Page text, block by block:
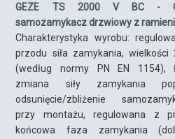
GEZE TS 2000 V BC -
samozamykacz drzwiowy z
Charakterystyka wyrobu:
przodu siła zamykania, wielkości
(według normy PN EN 1154),
zmiana siły zamykania
odsunięcie/zbliżenie
przy montażu, regulowana z
końcowa faza zamykania